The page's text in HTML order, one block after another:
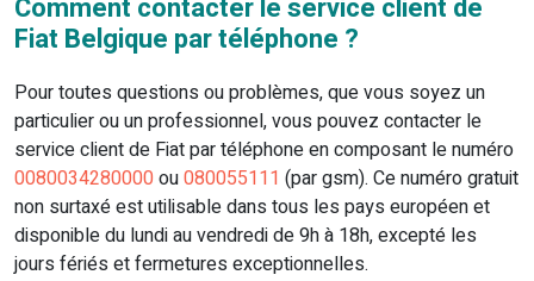
Comment contacter le service client de
Fiat Belgique par téléphone ?
Pour toutes questions ou problèmes, que vous soyez un
particulier ou un professionnel, vous pouvez contacter le
service client de Fiat par téléphone en composant le numéro
0080034280000ou080055111 (par gsm). Ce numéro gratuit
non surtaxé est utilisable dans tous les pays européen et
disponible du lundi au vendredi de 9h à 18h, excepté les
jours fériés et fermetures exceptionnelles.